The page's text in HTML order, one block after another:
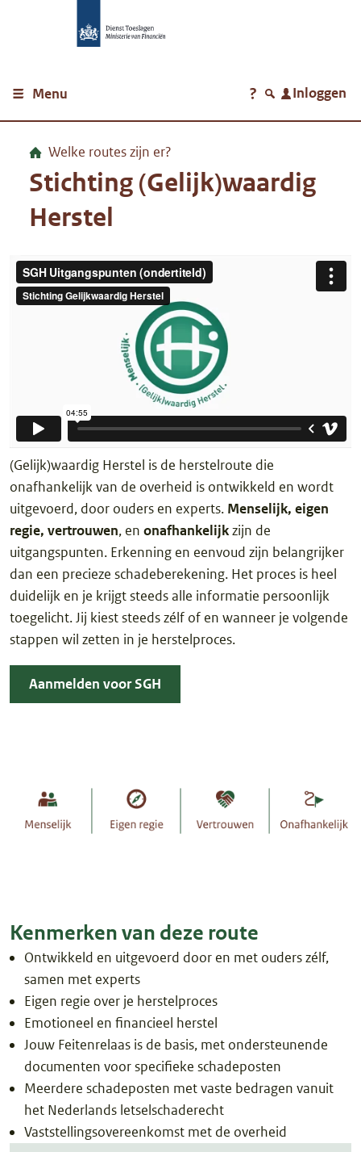
Menu Inloggen
Welke routes zijn er?
Stichting (Gelijk)waardig
Herstel
(Gelijk)waardig Herstel is de herstelroute die
onafhankelijk van de overheid is ontwikkeld en wordt
uitgevoerd, door ouders en experts. Menselijk, eigen
regie, vertrouwen, en onafhankelijkzijn de
uitgangspunten. Erkenning en eenvoud zijn belangrijker
dan een precieze schadeberekening. Het proces is heel
duidelijk en je krijgt steeds alle informatie persoonlijk
toegelicht. Jij kiest steeds zélf of en wanneer je volgende
stappen wil zetten in je herstelproces.
Aanmelden voor SGH
Kenmerken van deze route
Ontwikkeld en uitgevoerd door en met ouders zélf,
samen met experts
Eigen regie over je herstelproces
Emotioneel en financieel herstel
Jouw Feitenrelaas is de basis, met ondersteunende
documenten voor specifieke schadeposten
Meerdere schadeposten met vaste bedragen vanuit
het Nederlands letselschaderecht
Vaststellingsovereenkomst met de overheid